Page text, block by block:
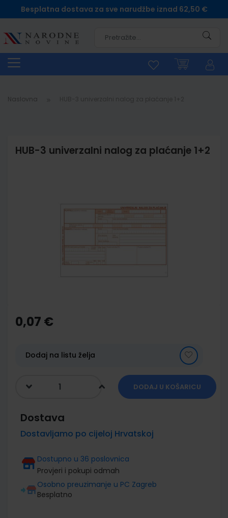
Besplatna dostava za sve narudžbe iznad 62,50 €
Naslovna
HUB-3 univerzalni nalog za plaćanje 1+2
the
beginning
gallery
0,07 €
Dodaj na listu želja
DODAJ U KOŠARICU
Dostava
Dostavljamo po cijeloj Hrvatskoj
Dostupno u 36 poslovnica
Provjeri i pokupi odmah
Osobno preuzimanje u PC Zagreb
Besplatno